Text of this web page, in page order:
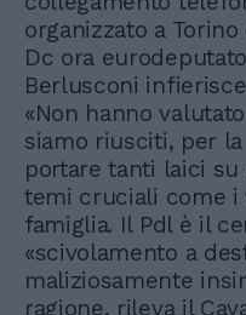
organizzato a
Dc ora
Berlusconi
«Non hanno
siamo riusciti, per
portare tanti laici
temi cruciali come i
famiglia. Il Pdl è il
«scivolamento a
maliziosamente
ragione, rileva il